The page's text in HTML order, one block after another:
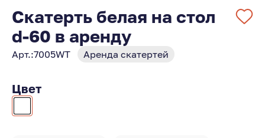
Скатерть белая на стол
d-60 в аренду
Арт.:7005WT Аренда скатертей
Цвет